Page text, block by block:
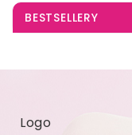
BESTSELLERY
Logo